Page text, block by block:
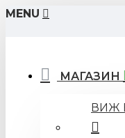
MENU
МАГАЗИН
ВИЖ